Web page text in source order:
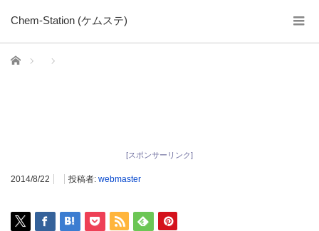
Chem-Station (ケムステ)
ホーム
[スポンサーリンク]
2014/8/22 投稿者: webmaster